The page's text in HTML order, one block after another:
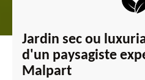
Jardin sec ou
d'un paysagiste
Malpart